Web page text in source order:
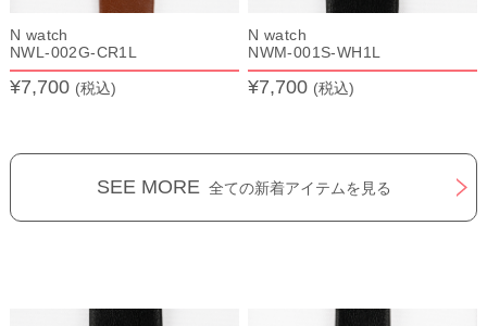
N watch
NWL-002G-CR1L
¥7,700 (税込)
N watch
NWM-001S-WH1L
¥7,700 (税込)
SEE MORE 全ての新着アイテムを見る